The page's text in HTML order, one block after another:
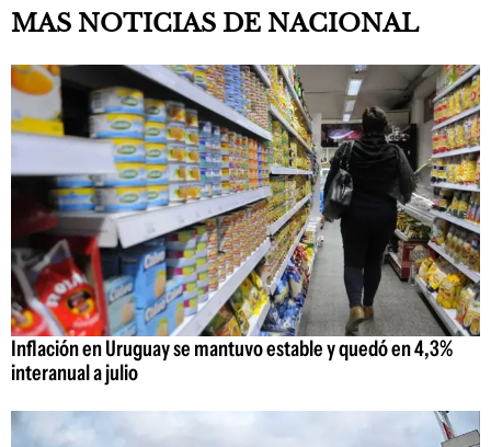
MAS NOTICIAS DE NACIONAL
Inflación en Uruguay se mantuvo estable y quedó en 4,3%
interanual a julio